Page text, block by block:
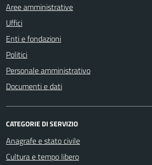
Aree amministrative
Uffici
Enti e fondazioni
Politici
Personale amministrativo
Documenti e dati
CATEGORIE DI SERVIZIO
Anagrafe e stato civile
Cultura e tempo libero